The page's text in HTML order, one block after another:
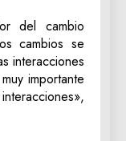
del cambio
cambios se
interacciones
importante